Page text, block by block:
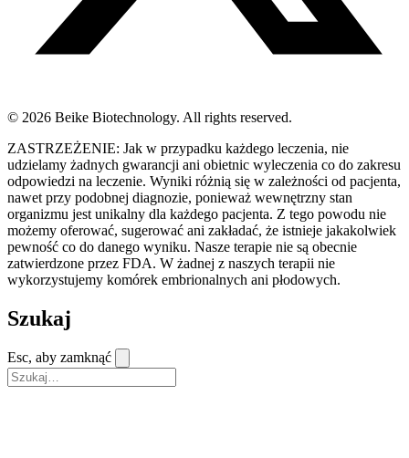
© 2026 Beike Biotechnology. All rights reserved.
ZASTRZEŻENIE: Jak w przypadku każdego leczenia, nie
udzielamy żadnych gwarancji ani obietnic wyleczenia co do zakresu
odpowiedzi na leczenie. Wyniki różnią się w zależności od pacjenta,
nawet przy podobnej diagnozie, ponieważ wewnętrzny stan
organizmu jest unikalny dla każdego pacjenta. Z tego powodu nie
możemy oferować, sugerować ani zakładać, że istnieje jakakolwiek
pewność co do danego wyniku. Nasze terapie nie są obecnie
zatwierdzone przez FDA. W żadnej z naszych terapii nie
wykorzystujemy komórek embrionalnych ani płodowych.
Szukaj
Esc, aby zamknąć